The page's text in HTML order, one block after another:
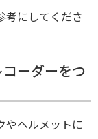
考にしてくださ
ーダーをつ
やヘルメットに